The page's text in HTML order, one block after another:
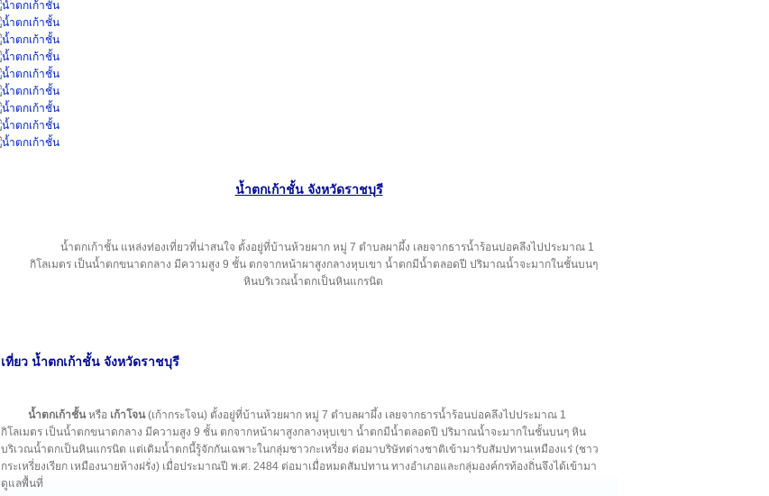
น้ำตกเก้าชั้น จังหวัดราชบุรี
น้ำตกเก้าชั้น แหล่งท่องเที่ยวที่น่าสนใจ ตั้งอยู่ที่บ้านห้วยผาก หมู่ 7 ตำบลผาผึ้ง เลยจากธารน้ำร้อนบ่อคลึงไปประมาณ 1
กิโลเมตร เป็นน้ำตกขนาดกลาง มีความสูง 9 ชั้น ตกจากหน้าผาสูงกลางหุบเขา น้ำตกมีน้ำตลอดปี ปริมาณน้ำจะมากในชั้นบนๆ
หินบริเวณน้ำตกเป็นหินแกรนิต
เที่ยว น้ำตกเก้าชั้น จังหวัดราชบุรี
น้ำตกเก้าชั้นหรือ เก้าโจน(เก้ากระโจน) ตั้งอยู่ที่บ้านห้วยผาก หมู่ 7 ตำบลผาผึ้ง เลยจากธารน้ำร้อนบ่อคลึงไปประมาณ 1
กิโลเมตร เป็นน้ำตกขนาดกลาง มีความสูง 9 ชั้น ตกจากหน้าผาสูงกลางหุบเขา น้ำตกมีน้ำตลอดปี ปริมาณน้ำจะมากในชั้นบนๆ หิน
บริเวณน้ำตกเป็นหินแกรนิต แต่เดิมน้ำตกนี้รู้จักกันเฉพาะในกลุ่มชาวกะเหรี่ยง ต่อมาบริษัทต่างชาติเข้ามารับสัมปทานเหมืองแร่ (ชาว
กระเหรี่ยงเรียก เหมืองนายห้างฝรั่ง) เมื่อประมาณปี พ.ศ. 2484 ต่อมาเมื่อหมดสัมปทาน ทางอำเภอและกลุ่มองค์กรท้องถิ่นจึงได้เข้ามา
ดูแลพื้นที่